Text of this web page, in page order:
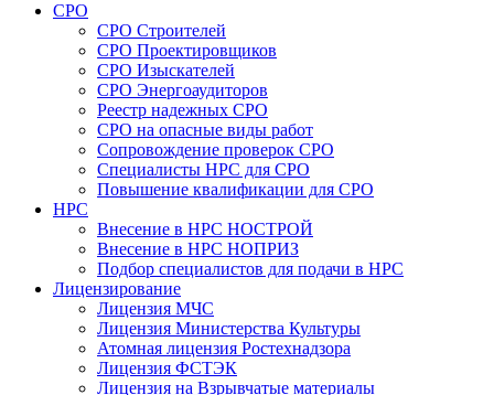
СРО
СРО Строителей
СРО Проектировщиков
СРО Изыскателей
СРО Энергоаудиторов
Реестр надежных СРО
СРО на опасные виды работ
Сопровождение проверок СРО
Специалисты НРС для СРО
Повышение квалификации для СРО
НРС
Внесение в НРС НОСТРОЙ
Внесение в НРС НОПРИЗ
Подбор специалистов для подачи в НРС
Лицензирование
Лицензия МЧС
Лицензия Министерства Культуры
Атомная лицензия Ростехнадзора
Лицензия ФСТЭК
Лицензия на Взрывчатые материалы